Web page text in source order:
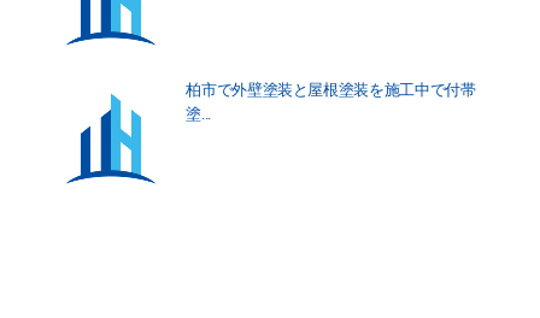
柏市で外壁塗装と屋根塗装を施工中で付帯
塗...